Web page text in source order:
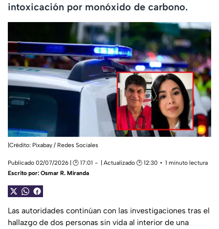
intoxicación por monóxido de carbono.
|Crédito: Pixabay / Redes Sociales
Publicado 02/07/2026 | 🕑 17:01 | Actualizado 🕑 12:30
1 minuto lectura
Escrito por: Osmar R. Miranda
Las autoridades continúan con las investigaciones tras el
hallazgo de dos personas sin vida al interior de una